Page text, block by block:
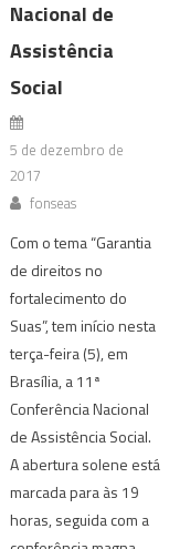
Nacional de
Assistência
Social
5 de dezembro de
2017
fonseas
Com o tema “Garantia
de direitos no
fortalecimento do
Suas”, tem início nesta
terça-feira (5), em
Brasília, a 11ª
Conferência Nacional
de Assistência Social.
A abertura solene está
marcada para às 19
horas, seguida com a